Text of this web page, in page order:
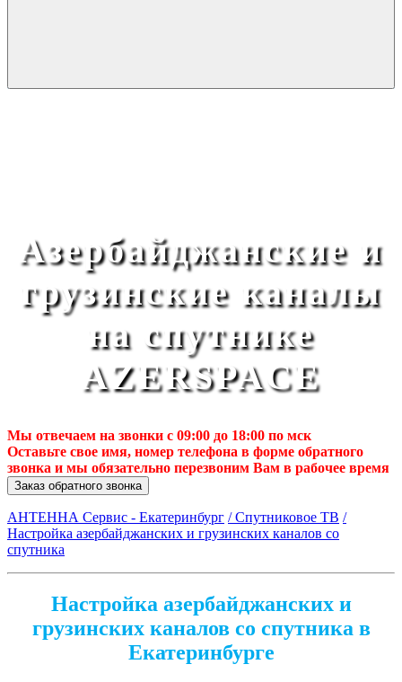
Азербайджанские и
грузинские каналы
на спутнике
AZERSPACE
Мы отвечаем на звонки с 09:00 до 18:00 по мск
Оставьте свое имя, номер телефона в форме обратного
звонка и мы обязательно перезвоним Вам в рабочее время
Заказ обратного звонка
АНТЕННА Сервис - Екатеринбург / Спутниковое ТВ /
Настройка азербайджанских и грузинских каналов со
спутника
Настройка азербайджанских и
грузинских каналов со спутника в
Екатеринбурге